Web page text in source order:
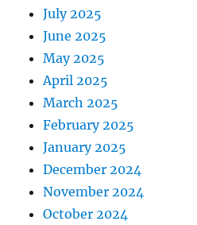
July 2025
June 2025
May 2025
April 2025
March 2025
February 2025
January 2025
December 2024
November 2024
October 2024